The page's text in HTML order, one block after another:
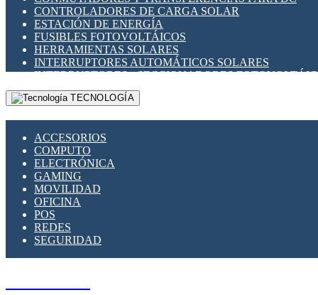
CONTROLADORES DE CARGA SOLAR
ESTACIÓN DE ENERGÍA
FUSIBLES FOTOVOLTÁICOS
HERRAMIENTAS SOLARES
INTERRUPTORES AUTOMÁTICOS SOLARES
INTERRUPTORES - SECCIONADORES
MONTAJE PANEL SOLAR
PORTA FUSIBLES Y SECCIONADORES
TECNOLOGÍA
ACCESORIOS
COMPUTO
ELECTRÓNICA
GAMING
MOVILIDAD
OFICINA
POS
REDES
SEGURIDAD